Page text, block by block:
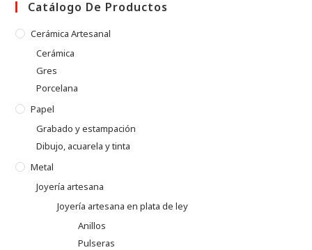
Catálogo De Productos
Cerámica Artesanal
Cerámica
Gres
Porcelana
Papel
Grabado y estampación
Dibujo, acuarela y tinta
Metal
Joyería artesana
Joyería artesana en plata de ley
Anillos
Pulseras